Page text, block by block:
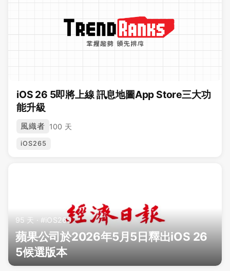
iOS 26 5即將上線 訊息地圖App Store三大功
能升級
風織者 100 天
iOS265
95 天 · #iOS265
蘋果公司於2026年5月5日釋出iOS 26
5候選版本